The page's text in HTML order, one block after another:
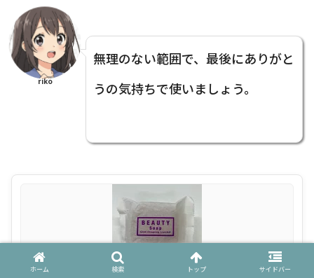
riko
無理のない範囲で、最後にありがと
うの気持ちで使いましょう。
ホーム 検索 トップ サイドバー